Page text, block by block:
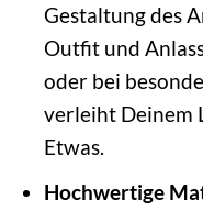
Gestaltung des
Outfit und
oder bei
verleiht Deinem
Etwas.
Hochwertige